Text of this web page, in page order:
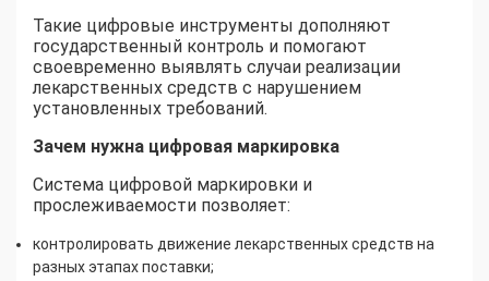
Такие цифровые инструменты дополняют
государственный контроль и помогают
своевременно выявлять случаи реализации
лекарственных средств с нарушением
установленных требований.
Зачем нужна цифровая маркировка
Система цифровой маркировки и
прослеживаемости позволяет:
контролировать движение лекарственных средств на
разных этапах поставки;